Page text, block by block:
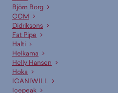
Björn Borg
CCM
Didriksons
Fat Pipe
Halti
Helkama
Helly Hansen
Hoka
ICANIWILL
Icepeak